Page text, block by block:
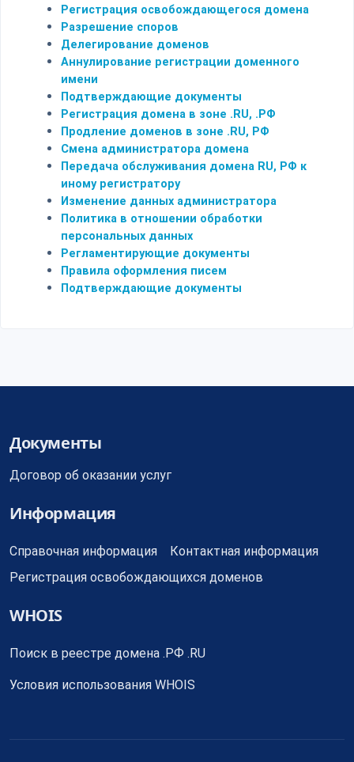
Регистрация освобождающегося домена
Разрешение споров
Делегирование доменов
Аннулирование регистрации доменного
имени
Подтверждающие документы
Регистрация домена в зоне .RU, .РФ
Продление доменов в зоне .RU, РФ
Смена администратора домена
Передача обслуживания домена RU, РФ к
иному регистратору
Изменение данных администратора
Политика в отношении обработки
персональных данных
Регламентирующие документы
Правила оформления писем
Подтверждающие документы
Документы
Договор об оказании услуг
Информация
Справочная информация
Контактная информация
Регистрация освобождающихся доменов
WHOIS
Поиск в реестре домена .РФ .RU
Условия использования WHOIS